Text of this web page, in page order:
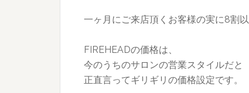
一ヶ月にご来店頂くお客様の実に8割
FIREHEADの価格は、
今のうちのサロンの営業スタイルだと
正直言ってギリギリの価格設定です。